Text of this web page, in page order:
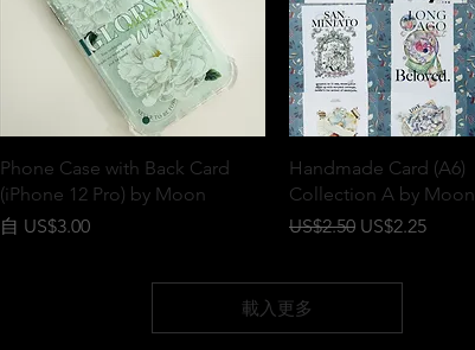
快速瀏覽
Phone Case with Back Card
(iPhone 12 Pro) by Moon
自 US$3.00
促銷價格
快速瀏覽
Handmade Card (A6)
Collection A by Moon
一般價格
US$2.50 促銷價格
US$2.25
載入更多